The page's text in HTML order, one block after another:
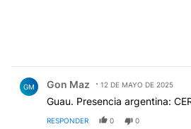
GM Gon Maz 12 DE MAYO DE 2025
Guau. Presencia argentina:
RESPONDER 0 0